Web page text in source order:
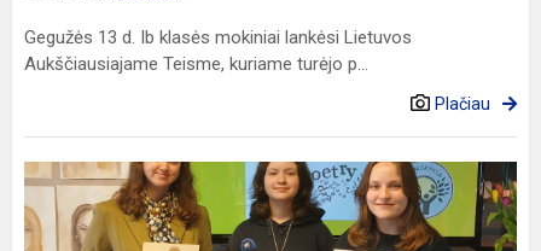
Gegužės 13 d. Ib klasės mokiniai lankėsi Lietuvos
Aukščiausiajame Teisme, kuriame turėjo p...
Plačiau
7–
8
klasių